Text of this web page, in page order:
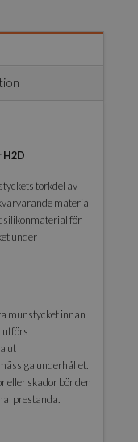
H2D
torkdel av
material
silikonmaterial för
under
munstycket innan
utförs
ut
underhållet.
eller skador bör den
prestanda.